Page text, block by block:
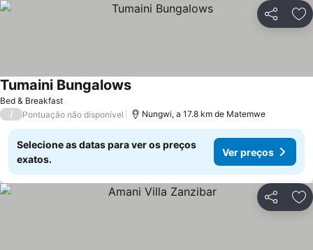
Partilhar
Bed & Breakfast
Tumaini BungalowsVer preços
/ Pontuação não disponível Nungwi, a 17.8 km de Matemwe
Selecione as datas para ver os preços
exatos.
Ver preços
Partilhar